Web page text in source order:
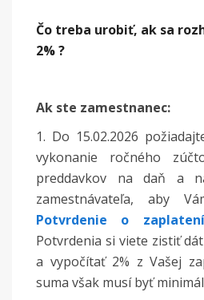
Čo treba urobiť, ak sa
2% ?
Ak ste zamestnanec:
1. Do 15.02.2026
vykonanie ročného
preddavkov na daň a
zamestnávateľa, aby
Potvrdenie o
Potvrdenia si viete zistiť
a vypočítať 2% z Vašej
suma však musí byť